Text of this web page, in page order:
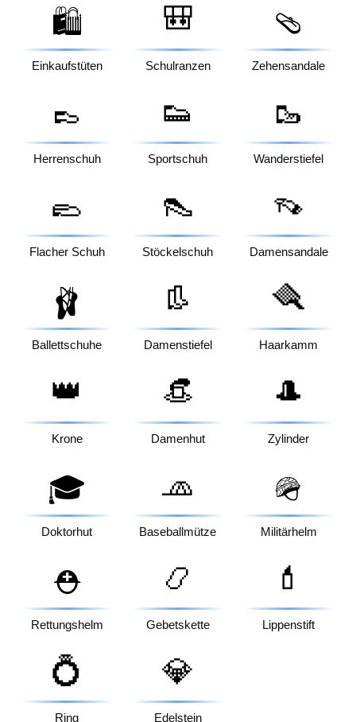
🛍️
Einkaufstüten
🎒
Schulranzen
🩴
Zehensandale
👞
Herrenschuh
👟
Sportschuh
🥾
Wanderstiefel
🥿
Flacher Schuh
👠
Stöckelschuh
👡
Damensandale
🩰
Ballettschuhe
👢
Damenstiefel
🪮
Haarkamm
👑
Krone
👒
Damenhut
🎩
Zylinder
🎓
Doktorhut
🧢
Baseballmütze
🪖
Militärhelm
⛑️
Rettungshelm
📿
Gebetskette
💄
Lippenstift
💍
Ring
💎
Edelstein